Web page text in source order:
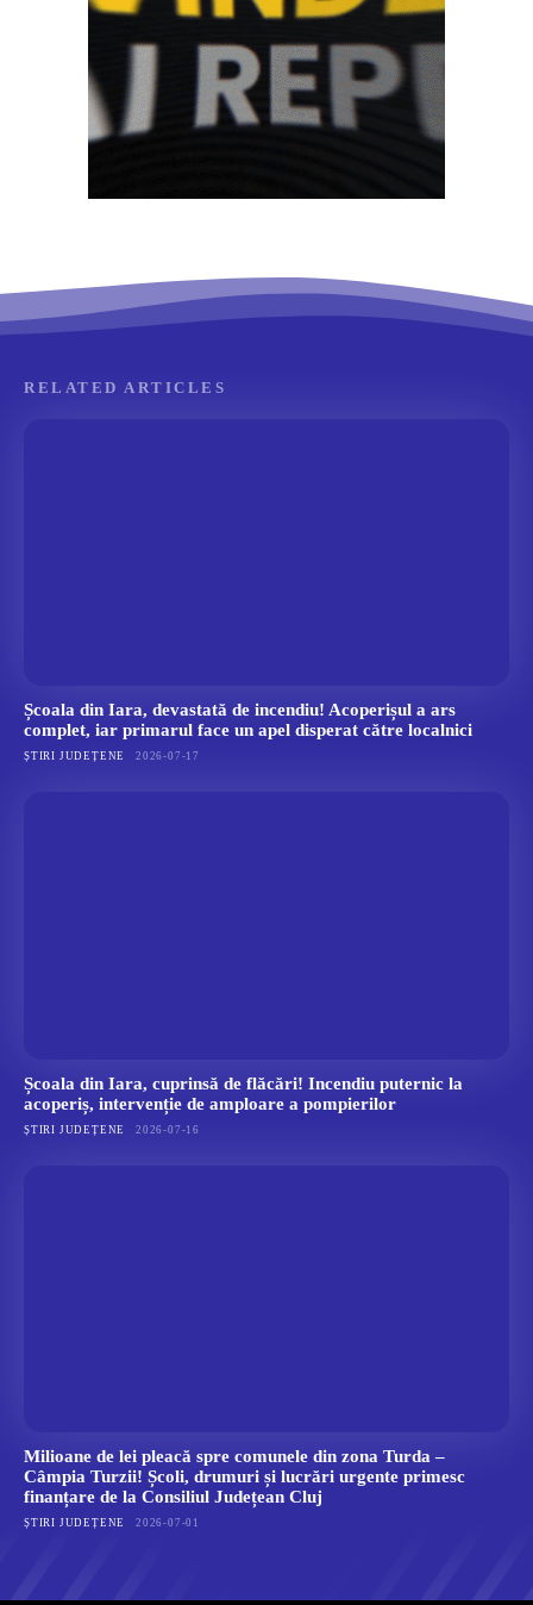
RELATED ARTICLES
Școala din Iara, devastată de incendiu! Acoperișul a ars
complet, iar primarul face un apel disperat către localnici
ȘTIRI JUDEȚENE 2026-07-17
Școala din Iara, cuprinsă de flăcări! Incendiu puternic la
acoperiș, intervenție de amploare a pompierilor
ȘTIRI JUDEȚENE 2026-07-16
Milioane de lei pleacă spre comunele din zona Turda –
Câmpia Turzii! Școli, drumuri și lucrări urgente primesc
finanțare de la Consiliul Județean Cluj
ȘTIRI JUDEȚENE 2026-07-01